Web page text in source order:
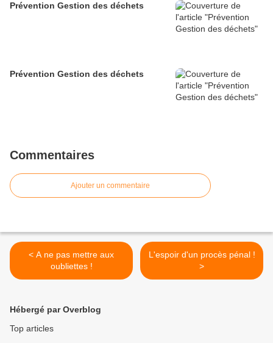
Prévention Gestion des déchets
Prévention Gestion des déchets
Commentaires
Ajouter un commentaire
< A ne pas mettre aux
oubliettes !
L'espoir d'un procès pénal !
>
Hébergé par Overblog
Top articles